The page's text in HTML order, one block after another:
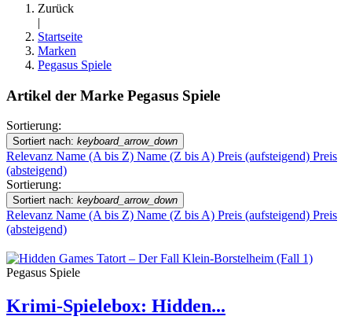
Zurück
|
Startseite
Marken
Pegasus Spiele
Artikel der Marke Pegasus Spiele
Sortierung:
Sortiert nach: keyboard_arrow_down
Relevanz Name (A bis Z) Name (Z bis A) Preis (aufsteigend) Preis
(absteigend)
Sortierung:
Sortiert nach: keyboard_arrow_down
Relevanz Name (A bis Z) Name (Z bis A) Preis (aufsteigend) Preis
(absteigend)
Pegasus Spiele
Krimi-Spielebox: Hidden...